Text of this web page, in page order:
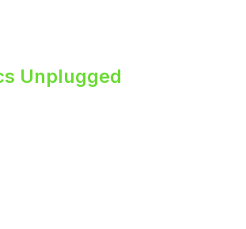
Unplugged